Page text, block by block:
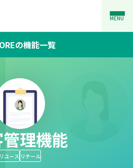
MENU
の機能一覧
理機能
リユース リテール